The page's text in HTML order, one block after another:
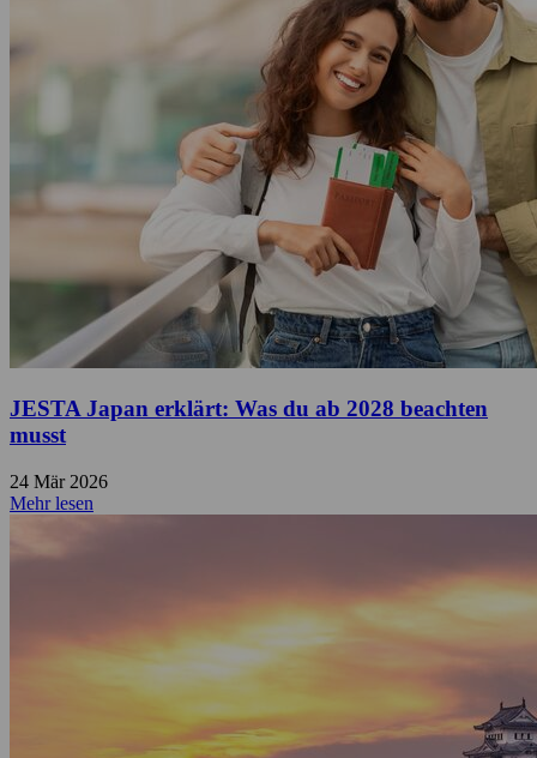
JESTA Japan erklärt: Was du ab 2028 beachten
musst
24 Mär 2026
Mehr lesen